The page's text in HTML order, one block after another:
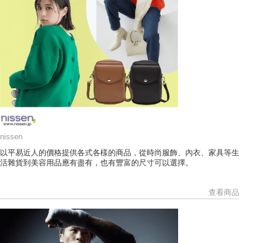
nissen
以平易近人的價格提供各式各樣的商品，從時尚服飾、內衣、家具等生
活雜貨到美容用品應有盡有，也有豐富的尺寸可以選擇。
查看商品